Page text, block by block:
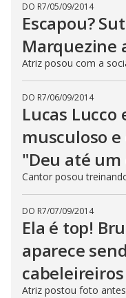
DO R7/05/09/2014
Escapou?
Marquezine
Atriz posou com a
DO R7/06/09/2014
Lucas Lucco
musculoso
"Deu até
Cantor posou
DO R7/07/09/2014
Ela é top!
aparece
Atriz postou foto